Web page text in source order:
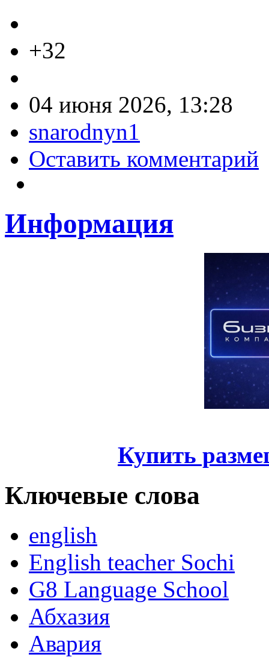
+32
04 июня 2026, 13:28
snarodnyn1
Оставить комментарий
Информация
Купить
Ключевые слова
english
English teacher Sochi
G8 Language School
Абхазия
Авария